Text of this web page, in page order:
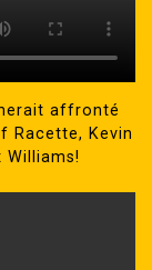
affronté
Racette, Kevin